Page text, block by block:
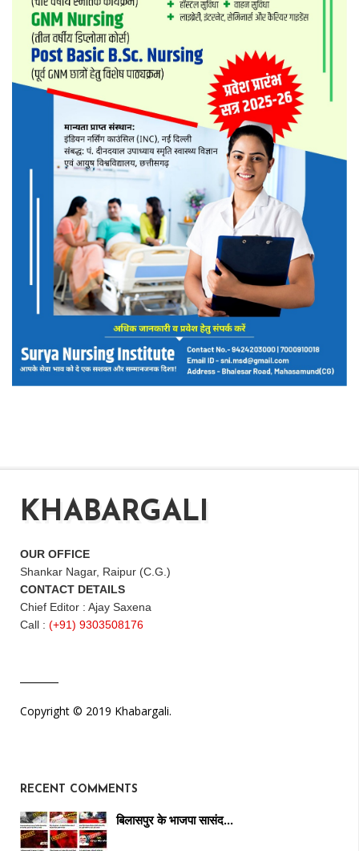
KHABARGALI
OUR OFFICE
Shankar Nagar, Raipur (C.G.)
CONTACT DETAILS
Chief Editor : Ajay Saxena
Call : (+91) 9303508176
Copyright © 2019 Khabargali.
RECENT COMMENTS
बिलासपुर के भाजपा सासंद…